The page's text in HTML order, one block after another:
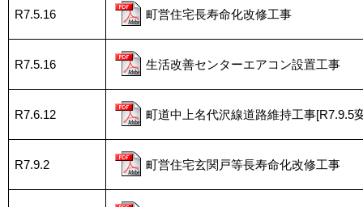
R7.5.16 町営住宅長寿命化改修工事
R7.5.16 生活改善センターエアコン設置工事
R7.6.12 町道中上名代沢線道路維持工事[R7.9.5
R7.9.2 町営住宅玄関戸等長寿命化改修工事